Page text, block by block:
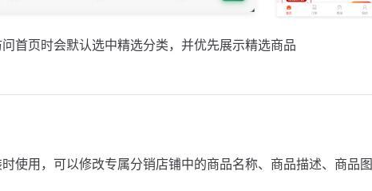
首页时会默认选中精选分类，并优先展示精选商品
使用，可以修改专属分销店铺中的商品名称、商品描述、商品图